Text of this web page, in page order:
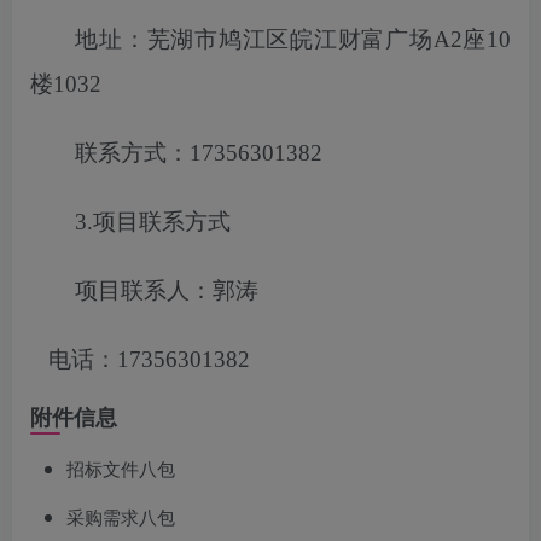
地址：芜湖市鸠江区皖江财富广场A2座10
楼1032
联系方式： 17356301382
3.项目联系方式
项目联系人：郭涛
电话： 17356301382
附件信息
招标文件八包
采购需求八包